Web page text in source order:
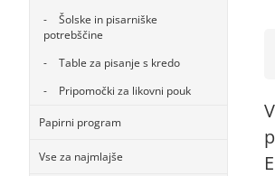
Šolske in pisarniške
potrebščine
Table za pisanje s kredo
Pripomočki za likovni pouk
Papirni program
Vse za najmlajše